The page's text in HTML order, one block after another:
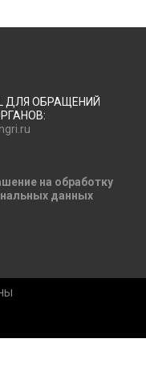
ДЛЯ ОБРАЩЕНИЙ
на обработку
данных